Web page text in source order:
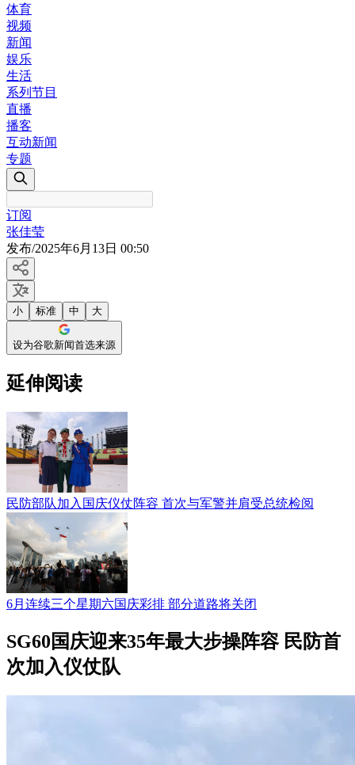
体育
视频
新闻
娱乐
生活
系列节目
直播
播客
互动新闻
专题
订阅
张佳莹
发布/2025年6月13日 00:50
小 标准 中 大
设为谷歌新闻首选来源
延伸阅读
民防部队加入国庆仪仗阵容 首次与军警并肩受总统检阅
6月连续三个星期六国庆彩排 部分道路将关闭
SG60国庆迎来35年最大步操阵容 民防首
次加入仪仗队